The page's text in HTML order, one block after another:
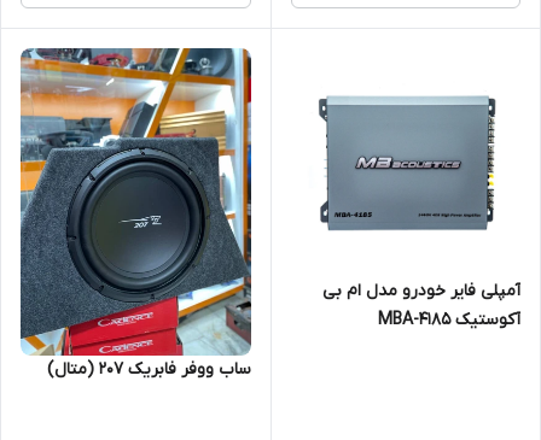
آمپلی فایر خودرو مدل ام بی
آکوستیک MBA-4185
ساب ووفر فابریک 207 (متال)